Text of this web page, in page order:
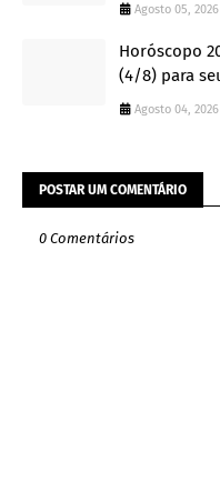
Agosto 05, 2026
Horóscopo
(4/8) para
Agosto 04, 2026
POSTAR UM COMENTÁRIO
0 Comentários